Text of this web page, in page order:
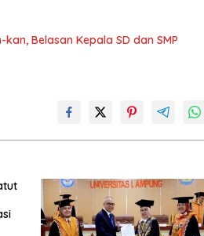
Belasan Kepala SD dan SMP